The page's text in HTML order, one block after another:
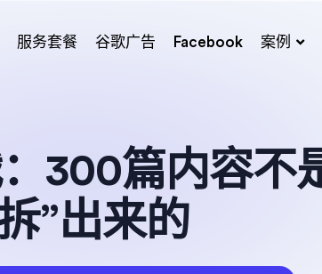
服务套餐 谷歌广告 Facebook 案例
300篇内容不
”出来的